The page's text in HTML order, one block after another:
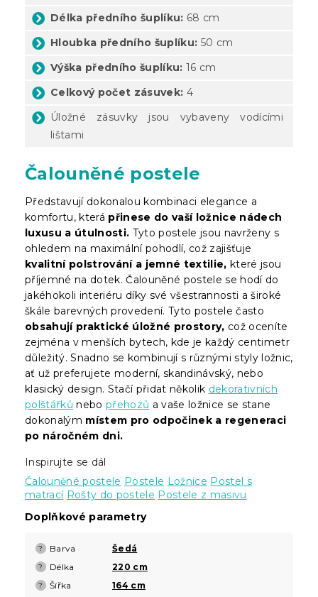
Délka předního šuplíku: 68 cm
Hloubka předního šuplíku: 50 cm
Výška předního šuplíku: 16 cm
Celkový počet zásuvek: 4
Úložné zásuvky jsou vybaveny vodícími
lištami
Čalouněné postele
Představují dokonalou kombinaci elegance a
komfortu, která přinese do vaší ložnice nádech
luxusu a útulnosti. Tyto postele jsou navrženy s
ohledem na maximální pohodlí, což zajišťuje
kvalitní polstrování a jemné textilie, které jsou
příjemné na dotek. Čalouněné postele se hodí do
jakéhokoli interiéru díky své všestrannosti a široké
škále barevných provedení. Tyto postele často
obsahují praktické úložné prostory, což oceníte
zejména v menších bytech, kde je každý centimetr
důležitý. Snadno se kombinují s různými styly ložnic,
ať už preferujete moderní, skandinávský, nebo
klasický design. Stačí přidat několik dekorativních
polštářků nebo přehozů a vaše ložnice se stane
dokonalým místem pro odpočinek a regeneraci
po náročném dni.
Inspirujte se dál
Čalouněné postele Postele Ložnice Postel s
matrací Rošty do postele Postele z masivu
Doplňkové parametry
? Barva Šedá
? Délka 220 cm
? Šířka 164 cm